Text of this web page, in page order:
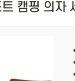
캠핑 의자